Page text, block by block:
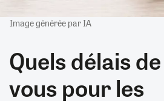
Image générée par IA
Quels délais
vous pour les